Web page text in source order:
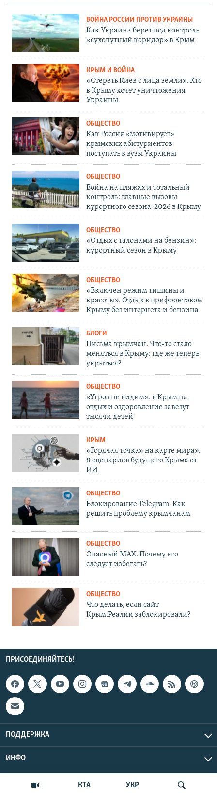
КТА УКР
ВОЙНА РОССИИ ПРОТИВ УКРАИНЫ
Как Украина берет под контроль
«сухопутный коридор» в Крым
КРЫМ И ВОЙНА
«Стереть Киев с лица земли». Кто
в Крыму хочет уничтожения
Украины
ОБЩЕСТВО
Как Россия «мотивирует»
крымских абитуриентов
поступать в вузы Украины
ОБЩЕСТВО
Война на пляжах и тотальный
контроль: главные вызовы
курортного сезона-2026 в Крыму
ОБЩЕСТВО
«Отдых с талонами на бензин»:
курортный сезон в Крыму
ОБЩЕСТВО
«Включен режим тишины и
красоты». Отдых в прифронтовом
Крыму без интернета и бензина
БЛОГИ
Письма крымчан. Что-то стало
меняться в Крыму: где же теперь
укрыться?
ОБЩЕСТВО
«Угроз не видим»: в Крым на
отдых и оздоровление завезут
тысячи детей
КРЫМ
«Горячая точка» на карте мира».
8 сценариев будущего Крыма от
ИИ
ОБЩЕСТВО
Блокирование Telegram. Как
решить проблему крымчанам
ОБЩЕСТВО
Опасный MAX. Почему его
следует избегать?
ОБЩЕСТВО
Что делать, если сайт
Крым.Реалии заблокировали?
ПРИСОЕДИНЯЙТЕСЬ!
ПОДДЕРЖКА
ИНФО
Copyright Крым.Реалии, 2026 | Все права защищены.
UTC+3